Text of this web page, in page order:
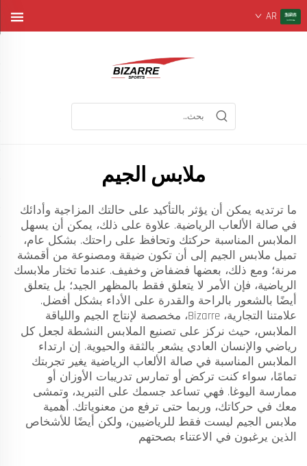
AR
ملابس الجيم
ما ترتديه يمكن أن يؤثر بالتأكيد على حالتك المزاجية وأدائك
في صالة الألعاب الرياضية. علاوة على ذلك، يمكن أن يسهل
الملابس المناسبة حركتك وتحافظ على راحتك. بشكل عام،
تميل ملابس الجيم إلى أن تكون ضيقة ومصنوعة من أقمشة
مرنة؛ ومع ذلك، بعضها فضفاض وخفيف. عندما تختار ملابسك
الرياضية، فإن الأمر لا يتعلق فقط بالمظهر الجيد؛ بل يتعلق
أيضًا بالشعور بالراحة والقدرة على الأداء بشكل أفضل.
علامتنا التجارية، Bizarre، مخصصة لإنتاج
الجيم واللياقة
الملابس، حيث نركز على تصنيع الملابس النشطة لجعل كل
رياضي والإنسان العادي يشعر بالثقة والحيوية. إن ارتداء
الملابس المناسبة في صالة الألعاب الرياضية يغير تجربتك
تمامًا، سواء كنت تركض أو تمارس تدريبات الأوزان أو
ممارسة اليوغا. فهي تساعد جسمك على التبريد، وتمشى
معك في حركاتك، وربما حتى ترفع من معنوياتك. أهمية
ملابس الجيم ليست فقط للرياضيين، ولكن أيضًا للأشخاص
الذين يرغبون في الاعتناء بصحتهم